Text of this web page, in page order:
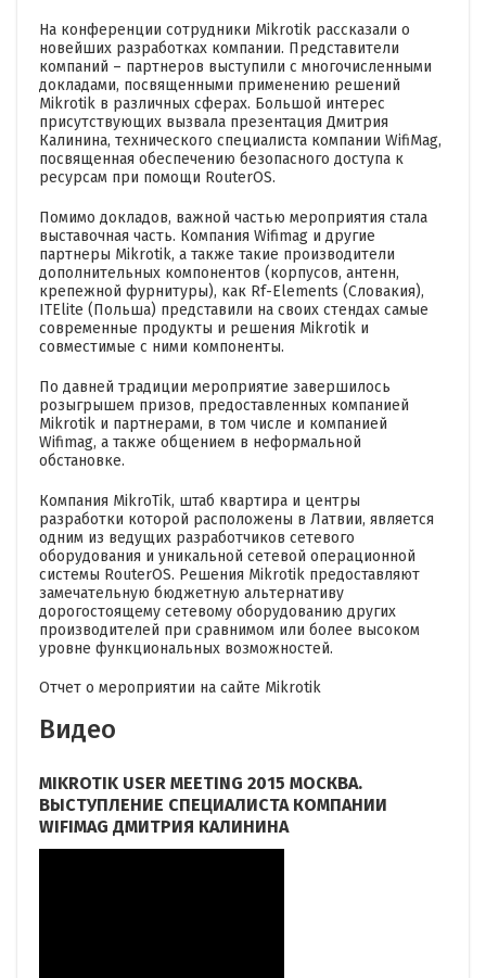
На конференции сотрудники Mikrotik рассказали о
новейших разработках компании. Представители
компаний – партнеров выступили с многочисленными
докладами, посвященными применению решений
Mikrotik в различных сферах. Большой интерес
присутствующих вызвала презентация Дмитрия
Калинина, технического специалиста компании WifiMag,
посвященная обеспечению безопасного доступа к
ресурсам при помощи RouterOS.
Помимо докладов, важной частью мероприятия стала
выставочная часть. Компания Wifimag и другие
партнеры Mikrotik, а также такие производители
дополнительных компонентов (корпусов, антенн,
крепежной фурнитуры), как Rf-Elements (Словакия),
ITElite (Польша) представили на своих стендах самые
современные продукты и решения Mikrotik и
совместимые с ними компоненты.
По давней традиции мероприятие завершилось
розыгрышем призов, предоставленных компанией
Mikrotik и партнерами, в том числе и компанией
Wifimag, а также общением в неформальной
обстановке.
Компания MikroTik, штаб квартира и центры
разработки которой расположены в Латвии, является
одним из ведущих разработчиков сетевого
оборудования и уникальной сетевой операционной
системы RouterOS. Решения Mikrotik предоставляют
замечательную бюджетную альтернативу
дорогостоящему сетевому оборудованию других
производителей при сравнимом или более высоком
уровне функциональных возможностей.
Отчет о мероприятии на сайте Mikrotik
Видео
MIKROTIK USER MEETING 2015 МОСКВА.
ВЫСТУПЛЕНИЕ СПЕЦИАЛИСТА КОМПАНИИ
WIFIMAG ДМИТРИЯ КАЛИНИНА